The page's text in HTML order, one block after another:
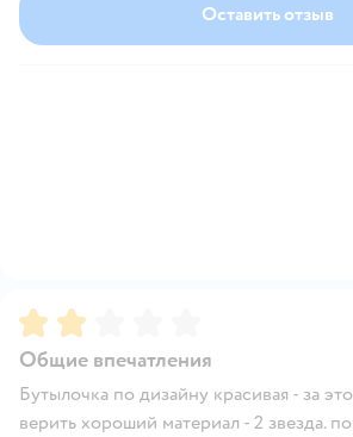
Оставить отзыв
Рейтинг:
Общие впечатления
Бутылочка по дизайну красивая - за
верить хороший материал - 2 звезда.